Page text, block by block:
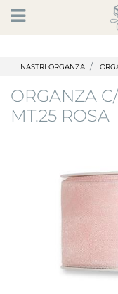
Open
NASTRI ORGANZA
ORGANZA
MT.25 ROSA